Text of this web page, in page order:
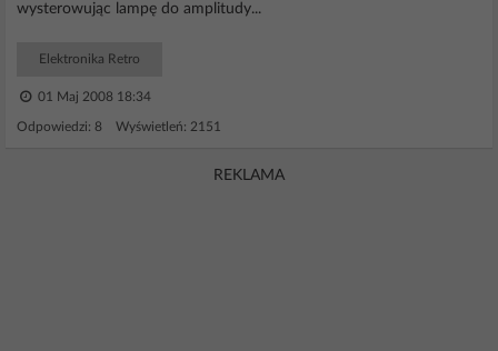
wysterowując lampę do amplitudy...
Elektronika Retro
01 Maj 2008 18:34
Odpowiedzi: 8 Wyświetleń: 2151
REKLAMA